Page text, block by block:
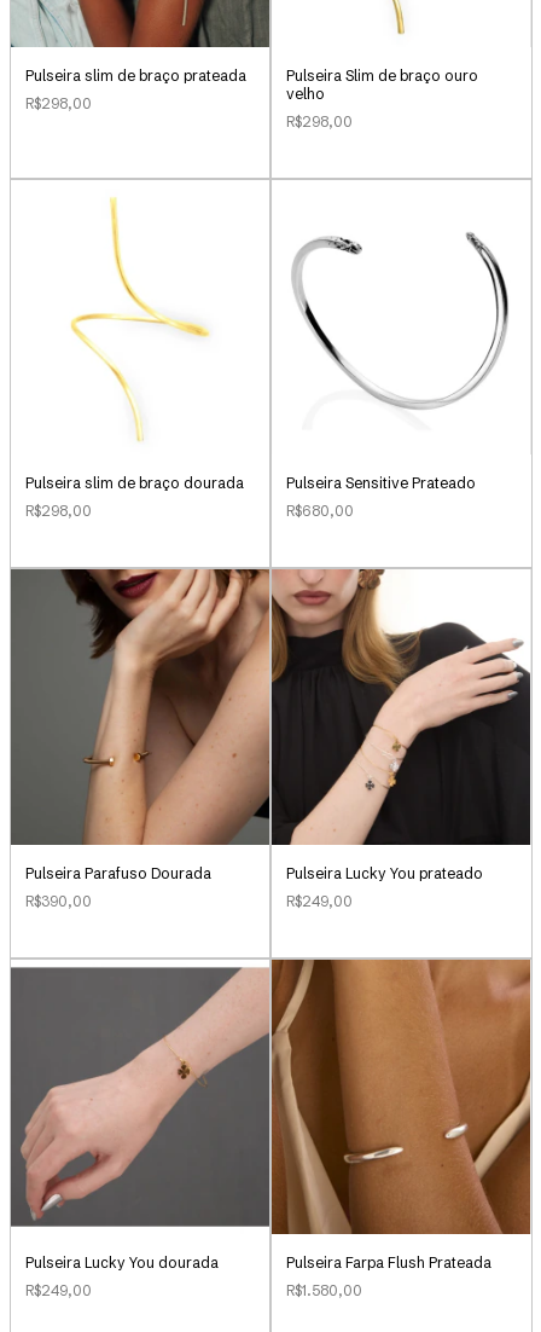
Pulseira slim de braço prateada
R$298,00
Pulseira Slim de braço ouro
velho
R$298,00
Pulseira slim de braço dourada
R$298,00
Pulseira Sensitive Prateado
R$680,00
Pulseira Parafuso Dourada
R$390,00
Pulseira Lucky You prateado
R$249,00
Pulseira Lucky You dourada
R$249,00
Pulseira Farpa Flush Prateada
R$1.580,00